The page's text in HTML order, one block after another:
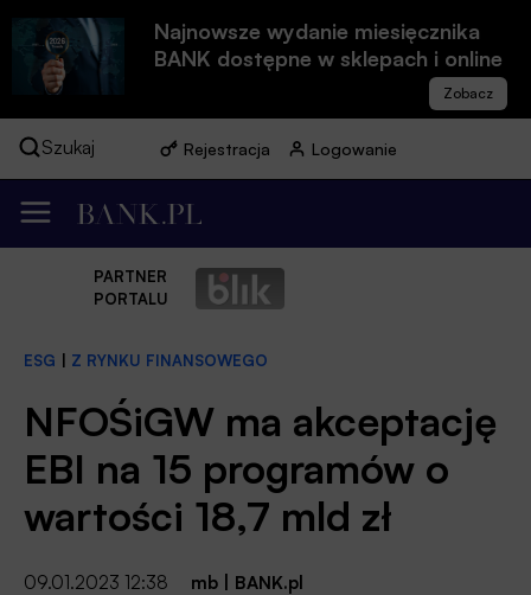
Najnowsze wydanie miesięcznika
BANK dostępne w sklepach i online
Szukaj Rejestracja Logowanie
PARTNER
PORTALU
ESG Z RYNKU FINANSOWEGO
NFOŚiGW ma akceptację
EBI na 15 programów o
wartości 18,7 mld zł
09.01.2023 12:38 mb
BANK.pl